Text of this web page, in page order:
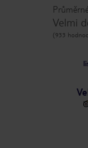
Velmi
(933